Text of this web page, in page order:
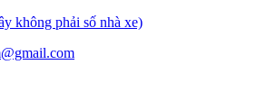
không phải số nhà xe)